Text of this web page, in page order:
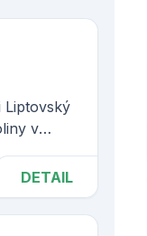
Liptovský
v
DETAIL